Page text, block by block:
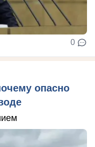
0
опасно